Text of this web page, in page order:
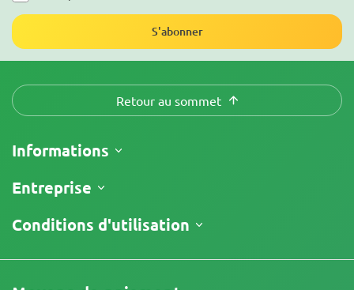
S'abonner
Retour au sommet
Informations
Expédition
Politique de Retour
Entreprise
À propos
Avis
Programme d'affiliation
Conditions d'utilisation
Conditions générales